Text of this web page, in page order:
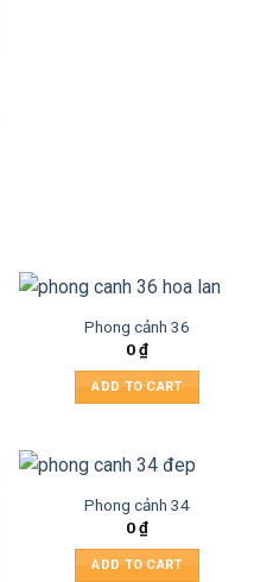
Phong cảnh 36
0₫
ADD TO CART
Phong cảnh 34
0₫
ADD TO CART